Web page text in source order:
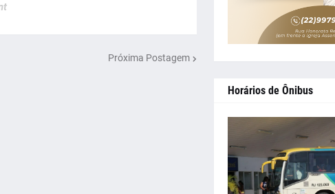
Próxima Postagem
Horários de Ônibus